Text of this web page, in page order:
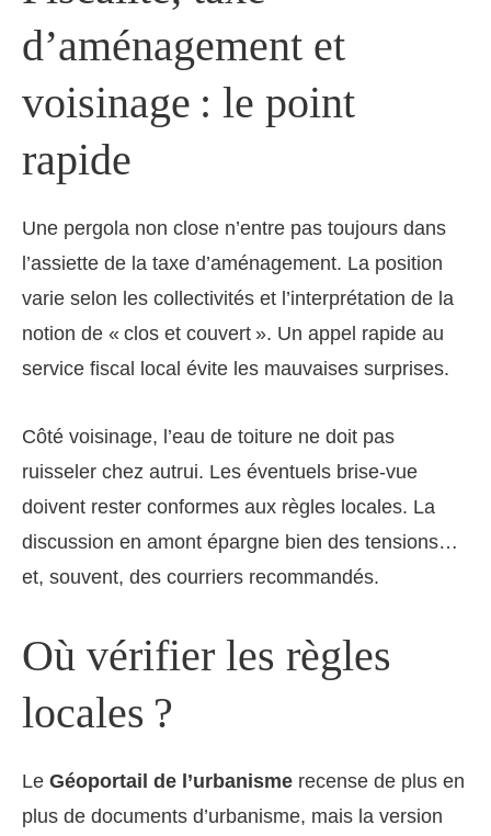
d’aménagement et
voisinage : le point
rapide
Une pergola non close n’entre pas toujours dans
l’assiette de la taxe d’aménagement. La position
varie selon les collectivités et l’interprétation de la
notion de « clos et couvert ». Un appel rapide au
service fiscal local évite les mauvaises surprises.
Côté voisinage, l’eau de toiture ne doit pas
ruisseler chez autrui. Les éventuels brise-vue
doivent rester conformes aux règles locales. La
discussion en amont épargne bien des tensions…
et, souvent, des courriers recommandés.
Où vérifier les règles
locales ?
Le Géoportail de l’urbanisme recense de plus en
plus de documents d’urbanisme, mais la version